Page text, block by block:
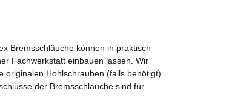
Bremsschläuche können in praktisch
Fachwerkstatt einbauen lassen. Wir
originalen Hohlschrauben (falls benötigt)
der Bremsschläuche sind für